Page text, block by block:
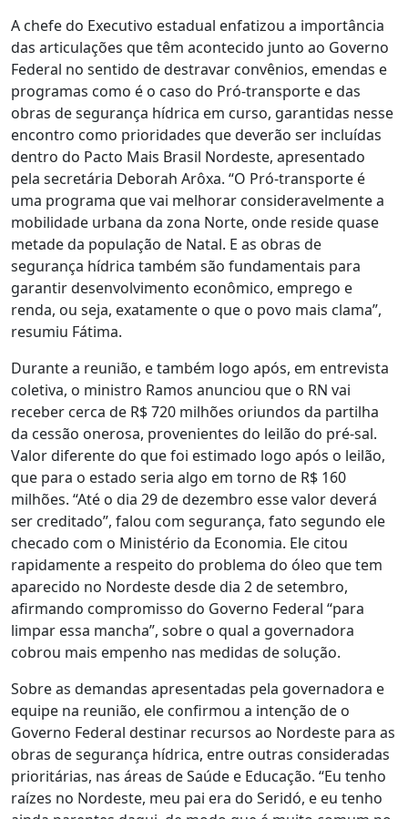
A chefe do Executivo estadual enfatizou a importância
das articulações que têm acontecido junto ao Governo
Federal no sentido de destravar convênios, emendas e
programas como é o caso do Pró-transporte e das
obras de segurança hídrica em curso, garantidas nesse
encontro como prioridades que deverão ser incluídas
dentro do Pacto Mais Brasil Nordeste, apresentado
pela secretária Deborah Arôxa. “O Pró-transporte é
uma programa que vai melhorar consideravelmente a
mobilidade urbana da zona Norte, onde reside quase
metade da população de Natal. E as obras de
segurança hídrica também são fundamentais para
garantir desenvolvimento econômico, emprego e
renda, ou seja, exatamente o que o povo mais clama”,
resumiu Fátima.
Durante a reunião, e também logo após, em entrevista
coletiva, o ministro Ramos anunciou que o RN vai
receber cerca de R$ 720 milhões oriundos da partilha
da cessão onerosa, provenientes do leilão do pré-sal.
Valor diferente do que foi estimado logo após o leilão,
que para o estado seria algo em torno de R$ 160
milhões. “Até o dia 29 de dezembro esse valor deverá
ser creditado”, falou com segurança, fato segundo ele
checado com o Ministério da Economia. Ele citou
rapidamente a respeito do problema do óleo que tem
aparecido no Nordeste desde dia 2 de setembro,
afirmando compromisso do Governo Federal “para
limpar essa mancha”, sobre o qual a governadora
cobrou mais empenho nas medidas de solução.
Sobre as demandas apresentadas pela governadora e
equipe na reunião, ele confirmou a intenção de o
Governo Federal destinar recursos ao Nordeste para as
obras de segurança hídrica, entre outras consideradas
prioritárias, nas áreas de Saúde e Educação. “Eu tenho
raízes no Nordeste, meu pai era do Seridó, e eu tenho